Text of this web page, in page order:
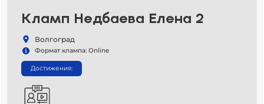
Кламп Недбаева Елена 2
Волгоград
Формат клампа: Online
Достижения: